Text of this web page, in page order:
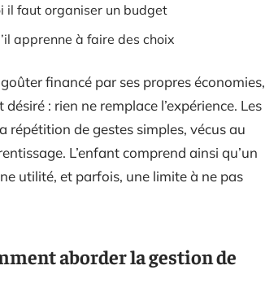
il faut organiser un budget
apprenne à faire des choix
financé par ses propres économies,
: rien ne remplace l’expérience. Les
répétition de gestes simples, vécus au
L’enfant comprend ainsi qu’un
utilité, et parfois, une limite à ne pas
aborder la gestion de